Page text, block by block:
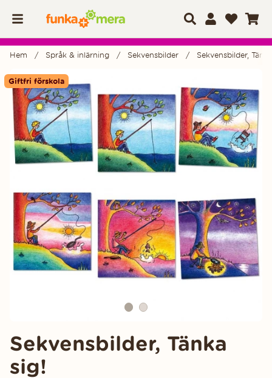
Hem Språk & inlärning Sekvensbilder Sekvensbilder,
Giftfri förskola
Produktbilder
Sekvensbilder, Tänka
sig!